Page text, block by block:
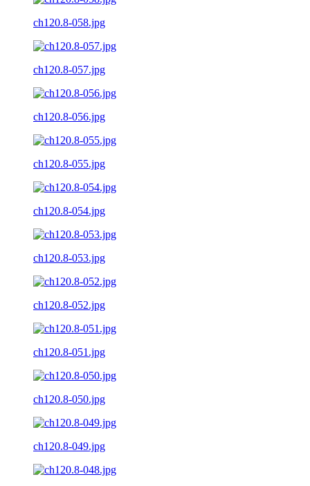
ch120.8-058.jpg
ch120.8-057.jpg
ch120.8-056.jpg
ch120.8-055.jpg
ch120.8-054.jpg
ch120.8-053.jpg
ch120.8-052.jpg
ch120.8-051.jpg
ch120.8-050.jpg
ch120.8-049.jpg